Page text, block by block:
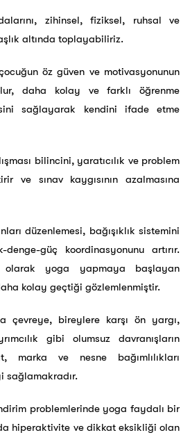
zihinsel, fiziksel, ruhsal ve
altında toplayabiliriz.
öz güven ve motivasyonunun
daha kolay ve farklı öğrenme
sağlayarak kendini ifade etme
bilincini, yaratıcılık ve problem
ve sınav kaygısının azalmasına
düzenlemesi, bağışıklık sistemini
denge-güç koordinasyonunu artırır.
olarak yoga yapmaya başlayan
kolay geçtiği gözlemlenmiştir.
çevreye, bireylere karşı ön yargı,
gibi olumsuz davranışların
marka ve nesne bağımlılıkları
sağlamakradır.
problemlerinde yoga faydalı bir
hiperaktivite ve dikkat eksikliği olan